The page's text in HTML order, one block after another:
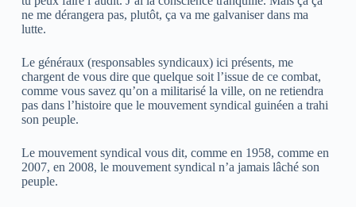
ne me dérangera pas, plutôt, ça va me galvaniser dans ma
lutte.
Le généraux (responsables syndicaux) ici présents, me
chargent de vous dire que quelque soit l’issue de ce combat,
comme vous savez qu’on a militarisé la ville, on ne retiendra
pas dans l’histoire que le mouvement syndical guinéen a trahi
son peuple.
Le mouvement syndical vous dit, comme en 1958, comme en
2007, en 2008, le mouvement syndical n’a jamais lâché son
peuple.